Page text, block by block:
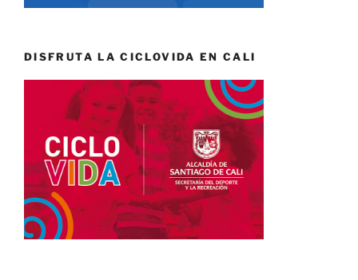
DISFRUTA LA CICLOVIDA EN CALI